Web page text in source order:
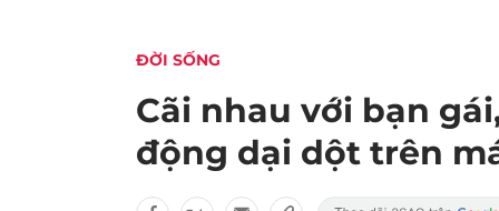
ĐỜI SỐNG
Cãi nhau với bạn
động dại dột trên